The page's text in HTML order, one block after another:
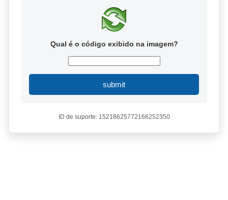
Qual é o código exibido na imagem?
submit
ID de suporte: 15218625772166252350